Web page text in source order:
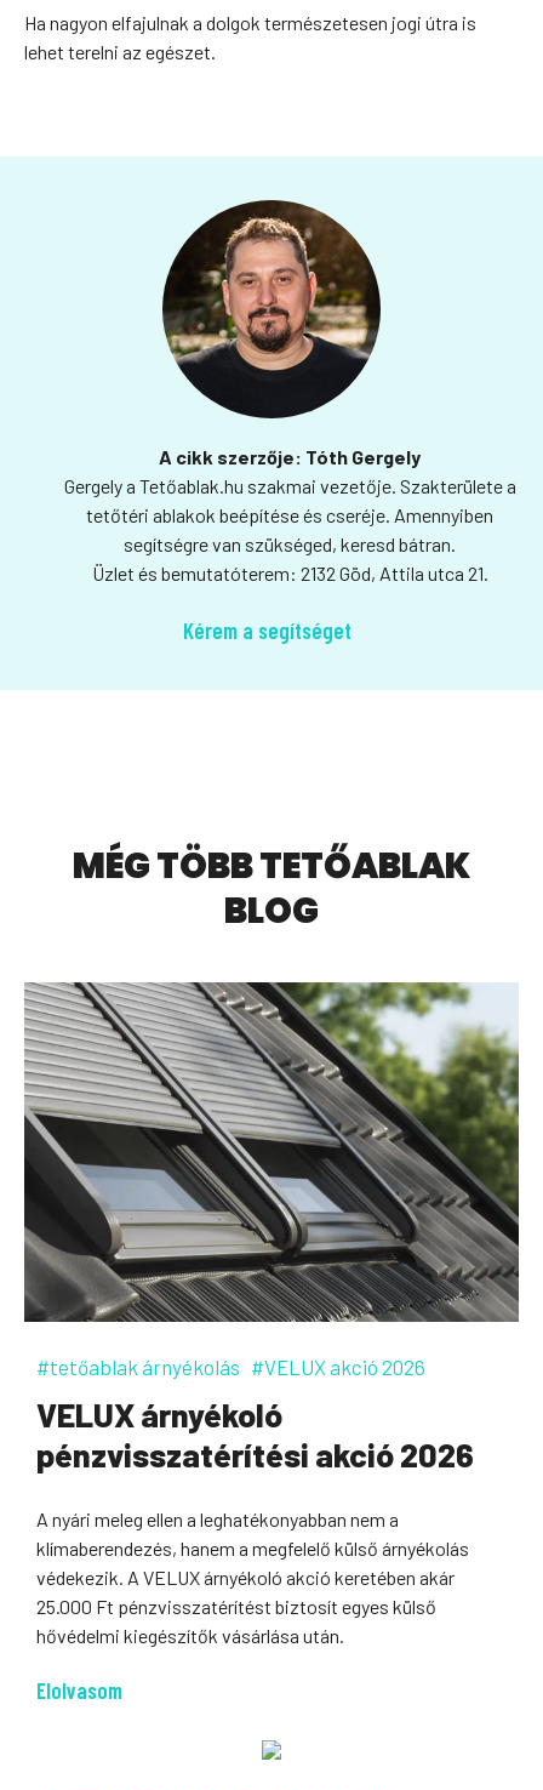
Ha nagyon elfajulnak a dolgok természetesen jogi útra is
lehet terelni az egészet.
A cikk szerzője: Tóth Gergely
Gergely a Tetőablak.hu szakmai vezetője. Szakterülete a
tetőtéri ablakok beépítése és cseréje. Amennyiben
segítségre van szükséged, keresd bátran.
Üzlet és bemutatóterem: 2132 Göd, Attila utca 21.
Kérem a segítséget
MÉG TÖBB TETŐABLAK
BLOG
#tetőablak árnyékolás #VELUX akció 2026
VELUX árnyékoló
pénzvisszatérítési akció 2026
A nyári meleg ellen a leghatékonyabban nem a
klímaberendezés, hanem a megfelelő külső árnyékolás
védekezik. A VELUX árnyékoló akció keretében akár
25.000 Ft pénzvisszatérítést biztosít egyes külső
hővédelmi kiegészítők vásárlása után.
Elolvasom